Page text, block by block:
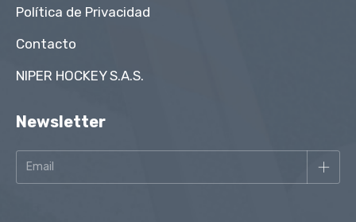
Política de Privacidad
Contacto
NIPER HOCKEY S.A.S.
Newsletter